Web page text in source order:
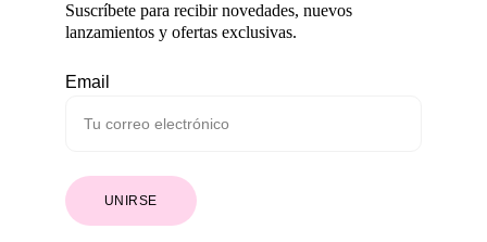
Email
UNIRSE
Suscríbete para recibir novedades, nuevos
lanzamientos y ofertas exclusivas.